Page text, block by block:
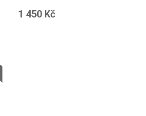
1 450 Kč